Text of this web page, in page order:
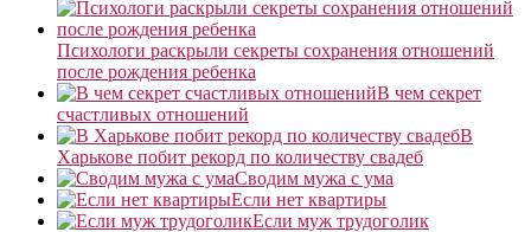
Психологи раскрыли секреты сохранения отношений
после рождения ребенка
В чем секрет
счастливых отношений
В
Харькове побит рекорд по количеству свадеб
Сводим мужа с ума
Если нет квартиры
Если муж трудоголик